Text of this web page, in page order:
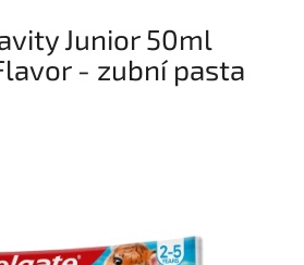
Junior 50ml
- zubní pasta